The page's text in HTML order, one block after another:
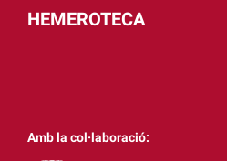
HEMEROTECA
Amb la col·laboració: